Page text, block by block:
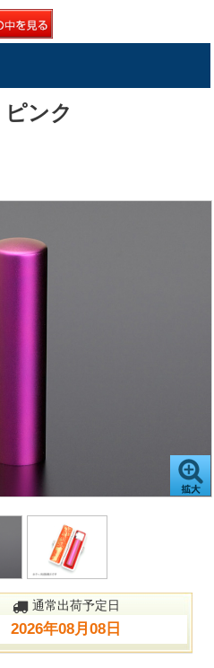
ンク
通常出荷予定日
2026年08月08日